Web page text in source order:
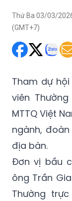
Thứ Ba 03/03/
(GMT+7)
Tham dự
viên
MTTQ Việt
ngành,
địa bàn.
Đơn vị bầu
ông Trần
Thường